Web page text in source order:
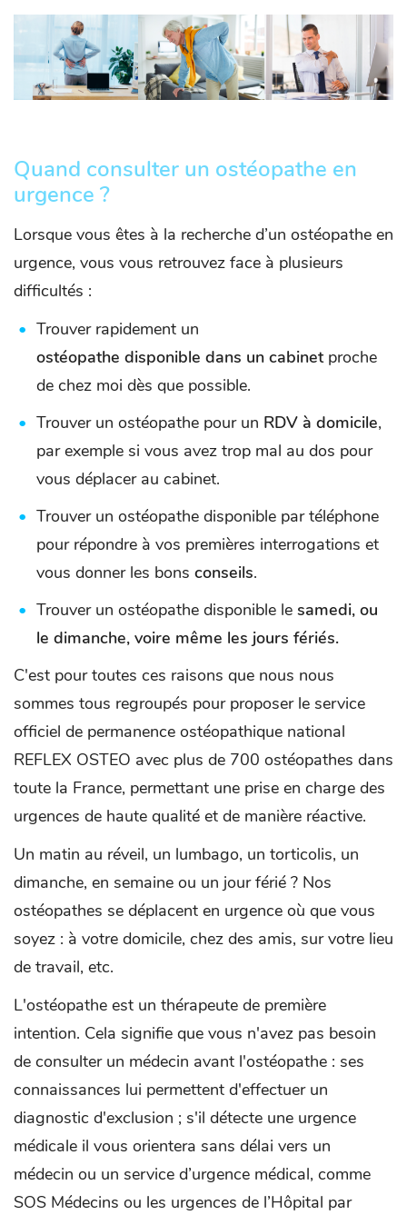
Quand consulter un ostéopathe en
urgence ?
Lorsque vous êtes à la recherche d’un ostéopathe en
urgence, vous vous retrouvez face à plusieurs
difficultés :
Trouver rapidement un
ostéopathe disponible dans un cabinetproche
de chez moi dès que possible.
Trouver un ostéopathe pour un RDV à domicile,
par exemple si vous avez trop mal au dos pour
vous déplacer au cabinet.
Trouver un ostéopathe disponible par téléphone
pour répondre à vos premières interrogations et
vous donner les bons conseils.
Trouver un ostéopathe disponible le samedi, ou
le dimanche, voire même les jours fériés.
C'est pour toutes ces raisons que nous nous
sommes tous regroupés pour proposer le service
officiel de permanence ostéopathique national
REFLEX OSTEO avec plus de 700 ostéopathes dans
toute la France, permettant une prise en charge des
urgences de haute qualité et de manière réactive.
Un matin au réveil, un lumbago, un torticolis, un
dimanche, en semaine ou un jour férié ? Nos
ostéopathes se déplacent en urgence où que vous
soyez : à votre domicile, chez des amis, sur votre lieu
de travail, etc.
L'ostéopathe est un thérapeute de première
intention. Cela signifie que vous n'avez pas besoin
de consulter un médecin avant l'ostéopathe : ses
connaissances lui permettent d'effectuer un
diagnostic d'exclusion ; s'il détecte une urgence
médicale il vous orientera sans délai vers un
médecin ou un service d’urgence médical, comme
SOS Médecins ou les urgences de l’Hôpital par